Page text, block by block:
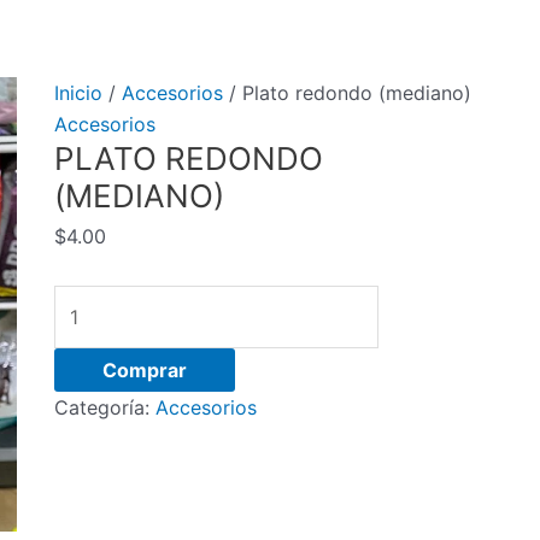
Inicio / Accesorios/ Plato redondo (mediano)
Accesorios
PLATO REDONDO
(MEDIANO)
$4.00
redondo
(mediano)
cantidad
Comprar
Categoría: Accesorios